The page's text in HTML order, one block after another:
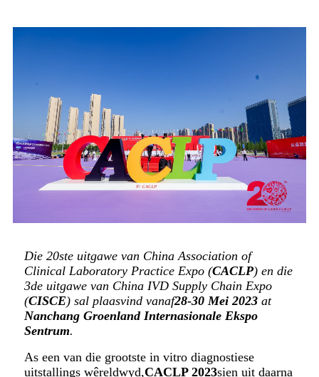
Die 20ste uitgawe van China Association of
Clinical Laboratory Practice Expo (CACLP) en die
3de uitgawe van China IVD Supply Chain Expo
(CISCE) sal plaasvind vanaf28-30 Mei 2023 at
Nanchang Groenland Internasionale Ekspo
Sentrum.
As een van die grootste in vitro diagnostiese
uitstallings wêreldwyd,CACLP 2023sien uit daarna